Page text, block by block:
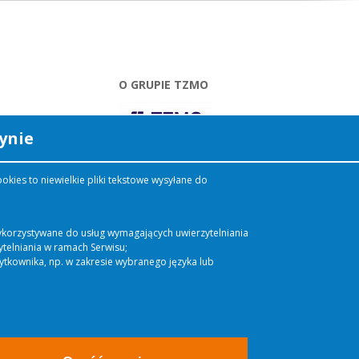
O GRUPIE TZMO
Dziś GRUPA TZMO to
ponad 50 spółek w 18
świata. Chcemy dostarczać
naszym klientom produkty
najwyższej jakości, dzięki
którym żyje im się łatwiej,
to niewielkie pliki tekstowe wysyłane do
do usług wymagających uwierzytelniania
w ramach Serwisu;
np. w zakresie wybranego języka lub